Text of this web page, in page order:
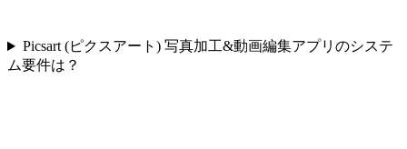
Picsart (ピクスアート) 写真加工&動画編集アプリのシステ
ム要件は？